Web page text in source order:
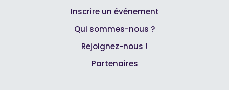
Inscrire un événement
Qui sommes-nous ?
Rejoignez-nous !
Partenaires